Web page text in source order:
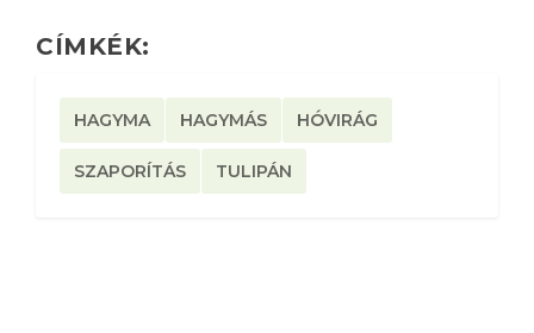
CÍMKÉK:
HAGYMA HAGYMÁS HÓVIRÁG
SZAPORÍTÁS TULIPÁN